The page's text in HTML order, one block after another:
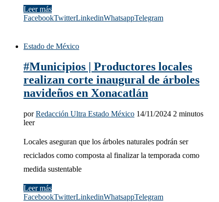
Leer más
FacebookTwitterLinkedinWhatsappTelegram
Estado de México
#Municipios | Productores locales
realizan corte inaugural de árboles
navideños en Xonacatlán
porRedacción Ultra Estado México 14/11/2024 2 minutos
leer
Locales aseguran que los árboles naturales podrán ser
reciclados como composta al finalizar la temporada como
medida sustentable
Leer más
FacebookTwitterLinkedinWhatsappTelegram